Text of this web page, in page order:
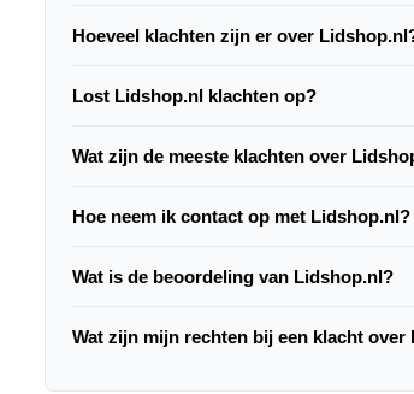
Hoeveel klachten zijn er over
Lost Lidshop.nl klachten op?
Wat zijn de meeste klachten over
Hoe neem ik contact op met Lidshop.nl?
Wat is de beoordeling van Lidshop.nl?
Wat zijn mijn rechten bij een klacht over